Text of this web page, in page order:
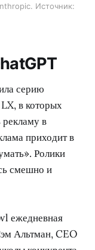
Источник:
серию
в которых
в
приходит в
Ролики
смешно и
ежедневная
Альтман, CEO